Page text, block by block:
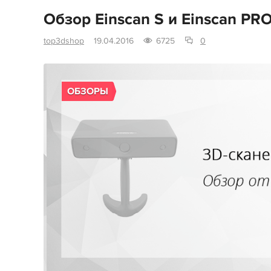
Обзор Einscan S и Einscan
top3dshop 19.04.2016 6725 0
ОБЗОРЫ